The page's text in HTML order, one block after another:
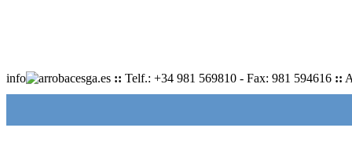
info cesga.es :: Telf.: +34 981 569810 - Fax: 981 594616 ::